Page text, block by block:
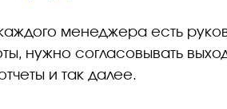
менеджера есть
нужно согласовывать
и так далее.